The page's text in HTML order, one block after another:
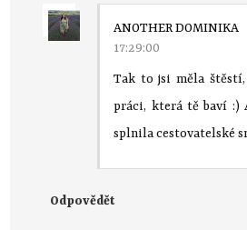
ANOTHER DOMINIKA
17:29:00
Tak to jsi měla štěstí,
práci, která tě baví :)
splnila cestovatelské
Odpovědět